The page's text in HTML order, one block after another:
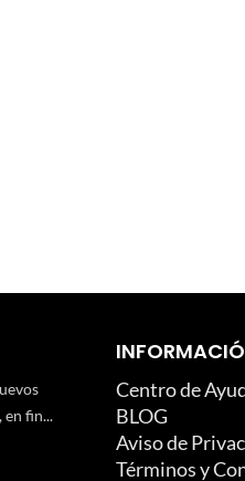
en fin...
Centro de
BLOG
Aviso de
Términos y